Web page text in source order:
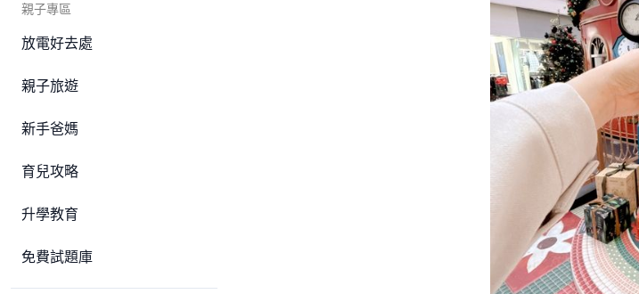
親子專區
放電好去處
親子旅遊
新手爸媽
育兒攻略
升學教育
免費試題庫